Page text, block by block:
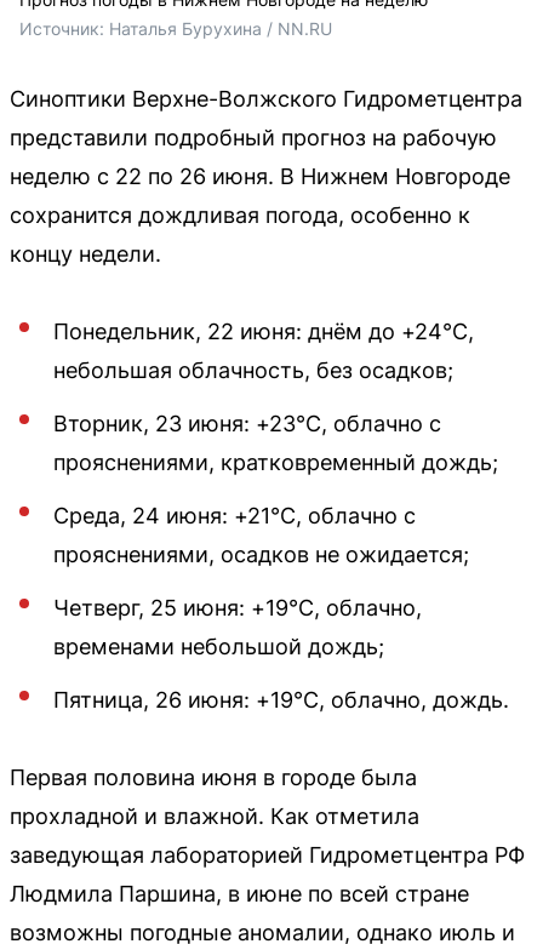
Источник: Наталья Бурухина / NN.RU
Синоптики Верхне-Волжского Гидрометцентра
представили подробный прогноз на рабочую
неделю с 22 по 26 июня. В Нижнем Новгороде
сохранится дождливая погода, особенно к
концу недели.
Понедельник, 22 июня: днём до +24°C,
небольшая облачность, без осадков;
Вторник, 23 июня: +23°C, облачно с
прояснениями, кратковременный дождь;
Среда, 24 июня: +21°C, облачно с
прояснениями, осадков не ожидается;
Четверг, 25 июня: +19°C, облачно,
временами небольшой дождь;
Пятница, 26 июня: +19°C, облачно, дождь.
Первая половина июня в городе была
прохладной и влажной. Как отметила
заведующая лабораторией Гидрометцентра РФ
Людмила Паршина, в июне по всей стране
возможны погодные аномалии, однако июль и